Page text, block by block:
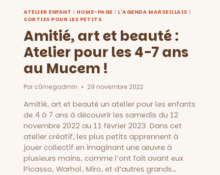
ATELIER ENFANT | HOME-PAGE | L'AGENDA MARSEILLAIS |
SORTIES POUR LES PETITS
Amitié, art et beauté :
Atelier pour les 4-7 ans
au Mucem !
Par c0megadmin 29 novembre 2022
Amitié, art et beauté un atelier pour les enfants
de 4 à 7 ans à découvrir les samedis du 12
novembre 2022 au 11 février 2023 Dans cet
atelier créatif, les plus petits apprennent à
jouer collectif en imaginant une œuvre à
plusieurs mains, comme l’ont fait avant eux
Picasso, Warhol, Miro, et d’autres grands…